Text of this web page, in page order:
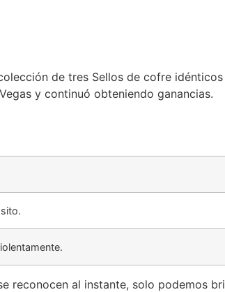
de tres Sellos de cofre
y continuó obteniendo ganancias.
reconocen al instante, solo podemos